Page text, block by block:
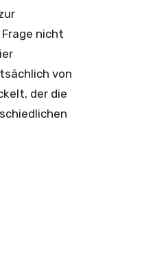
nicht
von
der die